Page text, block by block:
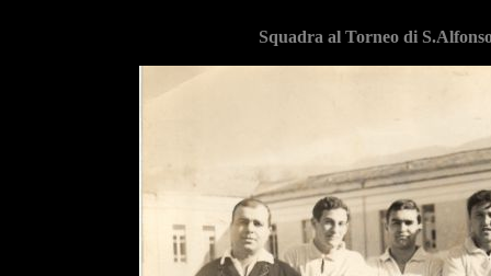
Squadra al Torneo di